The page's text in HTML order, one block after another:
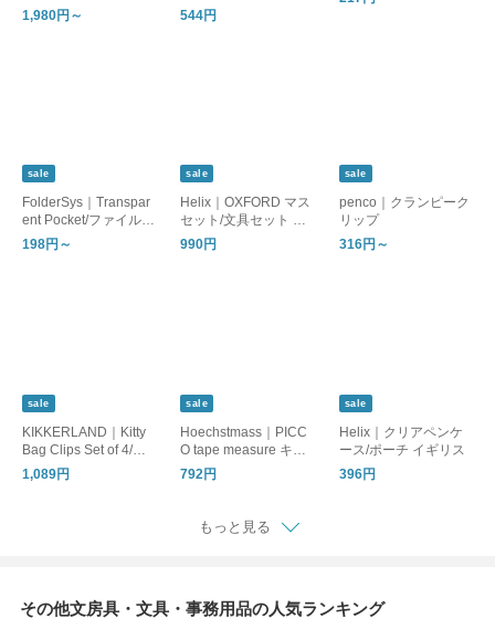
1,980円～
グネット
544円
sale
FolderSys｜Transpar
ent Pocket/ファイルバ
ッグ 書類整理 A4 A5
198円～
sale
Helix｜OXFORD マス
セット/文具セット 定
規 コンパス
990円
sale
penco｜クランピーク
リップ
316円～
sale
KIKKERLAND｜Kitty
Bag Clips Set of 4/ク
リップ ネコ セット
1,089円
sale
Hoechstmass｜PICC
O tape measure キー
ホルダー付きメジャー
792円
sale
Helix｜クリアペンケ
ース/ポーチ イギリス
396円
もっと見る
その他文房具・文具・事務用品の人気ランキング